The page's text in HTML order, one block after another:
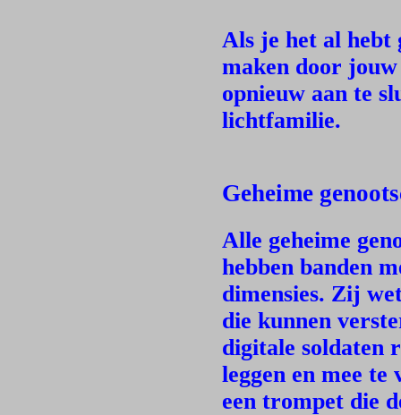
Als je het al hebt
maken door
opnieuw aan te
lichtfamilie.
Geheime
Alle geheime
hebben banden
dimensies. Zij
die kunnen
digitale soldaten
leggen en mee te
een trompet die